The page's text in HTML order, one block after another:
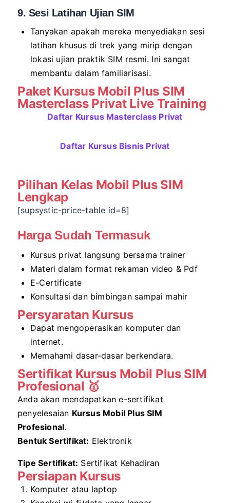
9. Sesi Latihan Ujian SIM
Tanyakan apakah mereka menyediakan sesi
latihan khusus di trek yang mirip dengan
lokasi ujian praktik SIM resmi. Ini sangat
membantu dalam familiarisasi.
Paket Kursus Mobil Plus SIM
Masterclass Privat Live Training
Daftar Kursus Masterclass Privat
Daftar Kursus Bisnis Privat
Pilihan Kelas Mobil Plus SIM
Lengkap
[supsystic-price-table id=8]
Harga Sudah Termasuk
Kursus privat langsung bersama trainer
Materi dalam format rekaman video & Pdf
E-Certificate
Konsultasi dan bimbingan sampai mahir
Persyaratan Kursus
Dapat mengoperasikan komputer dan
internet.
Memahami dasar-dasar berkendara.
Sertifikat Kursus Mobil Plus SIM
Profesional 🥇
Anda akan mendapatkan e-sertifikat
penyelesaian Kursus Mobil Plus SIM
Profesional.
Bentuk Sertifikat: Elektronik
Tipe Sertifikat: Sertifikat Kehadiran
Persiapan Kursus
Komputer atau laptop